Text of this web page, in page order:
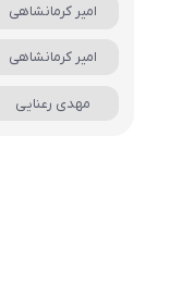
امیر کرمانشاهی
امیر کرمانشاهی
مهدی رعنایی